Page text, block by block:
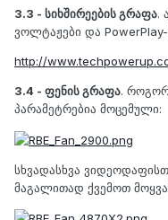
3.3 - სიხშირეების გრაფა.
ვოლტაჟები და PowerPlay-
http://
3.4 - ფენის გრაფა.
პარამეტრებია მოცემული:
სხვადასხვა
მაგალითად ქვემოთ